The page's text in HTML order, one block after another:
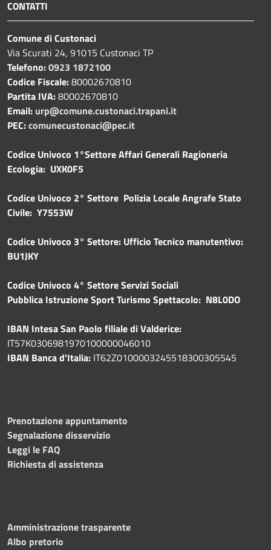
CONTATTI
Comune di Custonaci
Via Scurati 24, 91015 Custonaci TP
Telefono:0923 1872100
Codice Fiscale:80002670810
Partita IVA:80002670810
Email: urp@comune.custonaci.trapani.it
PEC:comunecustonaci@pec.it
Codice Univoco 1°Settore Affari Generali Ragioneria
Ecologia: UXK0F5
Codice Univoco 2° Settore Polizia Locale Angrafe Stato
Civile: Y7553W
Codice Univoco 3° Settore: Ufficio Tecnico manutentivo:
BU1JKY
Codice Univoco 4° Settore Servizi Sociali
Pubblica Istruzione Sport Turismo Spettacolo: N8L0DO
IBAN Intesa San Paolo filiale di Valderice:
IT57K0306981970100000046010
IBAN Banca d'Italia: IT62Z0100003245518300305545
Prenotazione appuntamento
Segnalazione disservizio
Leggi le FAQ
Richiesta di assistenza
Amministrazione trasparente
Albo pretorio